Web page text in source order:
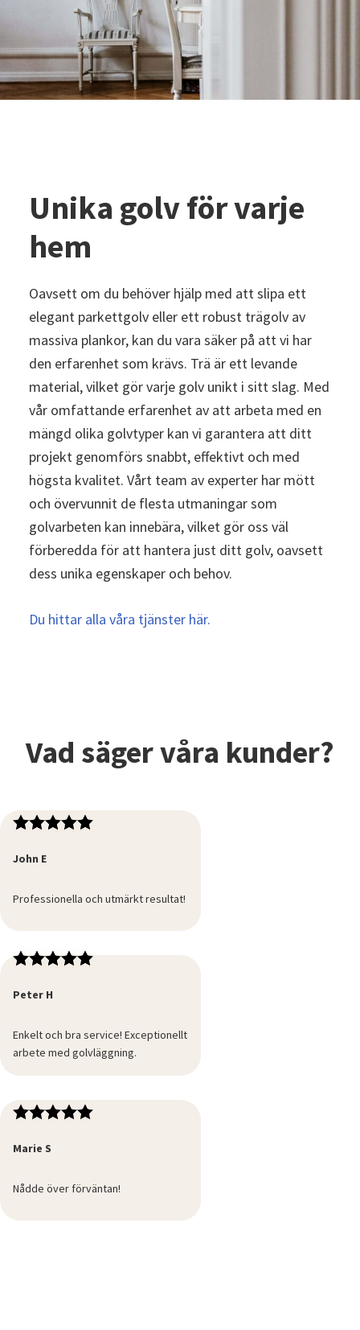
Unika golv för varje
hem
Oavsett om du behöver hjälp med att slipa ett
elegant parkettgolv eller ett robust trägolv av
massiva plankor, kan du vara säker på att vi har
den erfarenhet som krävs. Trä är ett levande
material, vilket gör varje golv unikt i sitt slag. Med
vår omfattande erfarenhet av att arbeta med en
mängd olika golvtyper kan vi garantera att ditt
projekt genomförs snabbt, effektivt och med
högsta kvalitet. Vårt team av experter har mött
och övervunnit de flesta utmaningar som
golvarbeten kan innebära, vilket gör oss väl
förberedda för att hantera just ditt golv, oavsett
dess unika egenskaper och behov.
Du hittar alla våra tjänster här.
Vad säger våra kunder?
John E
Professionella och utmärkt resultat!
Peter H
Enkelt och bra service! Exceptionellt
arbete med golvläggning.
Marie S
Nådde över förväntan!